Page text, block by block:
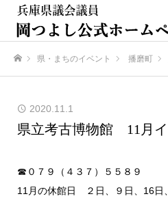
県・まちのイベント 播磨町
2020.11.1
県立考古博物館 11月
☎０７９（４３７）５５８９
11月の休館日 ２日、９日、16日